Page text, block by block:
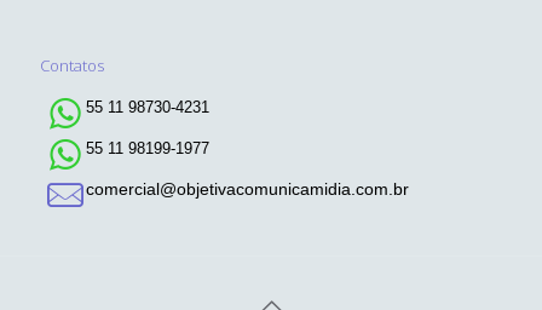
Contatos
55 11 98730-4231
55 11 98199-1977
comercial@objetivacomunicamidia.com.br